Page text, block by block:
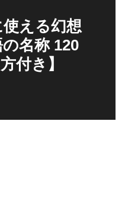
える幻想
名称 120
付き】